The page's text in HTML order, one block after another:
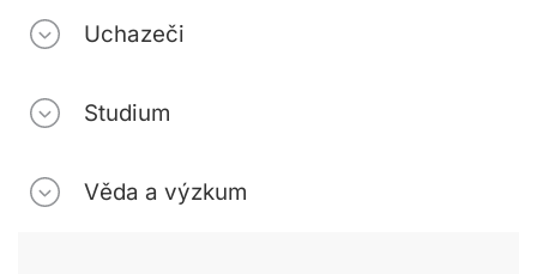
Uchazeči
Studium
Věda a výzkum